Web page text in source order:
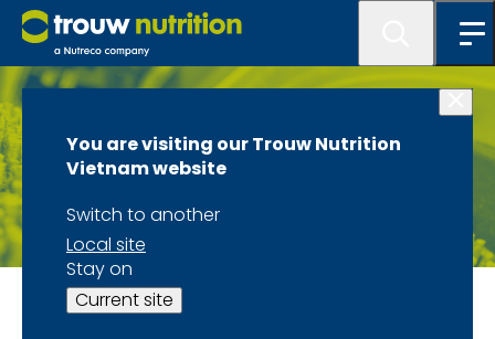
You are visiting our Trouw Nutrition
Vietnam website
Switch to another
Local site
Stay on
Current site
Đối tác